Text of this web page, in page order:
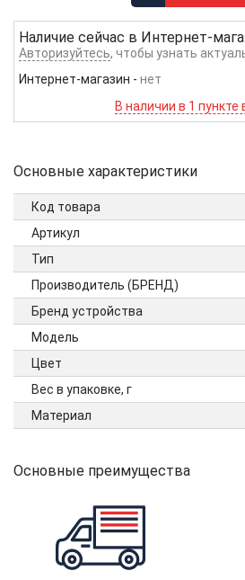
Наличие сейчас в Интернет-
Авторизуйтесь, чтобы узнать
Интернет-магазин - нет
В наличии в 1 пункте
Основные характеристики
Код товара
Артикул
Тип
Производитель (БРЕНД)
Бренд устройства
Модель
Цвет
Вес в упаковке, г
Материал
Основные преимущества